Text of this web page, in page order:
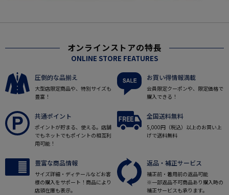
オンラインストアの特長
ONLINE STORE FEATURES
圧倒的な品揃え
大型店限定商品や、特別サイズも
豊富！
お買い得情報満載
会員限定クーポンや、限定価格で
購入できる！
共通ポイント
ポイントが貯まる、使える。店舗
でもネットでもポイントの相互利
用可能！
全国送料無料
5,000円（税込）以上のお買い上
げで送料無料
豊富な商品情報
サイズ詳細・ディテールなどお客
様の購入をサポート！商品により
店頭在庫も表示。
返品・補正サービス
補正前・着用前の返品可能
※一部返品不可商品あり購入時の
補正サービスも承ります。